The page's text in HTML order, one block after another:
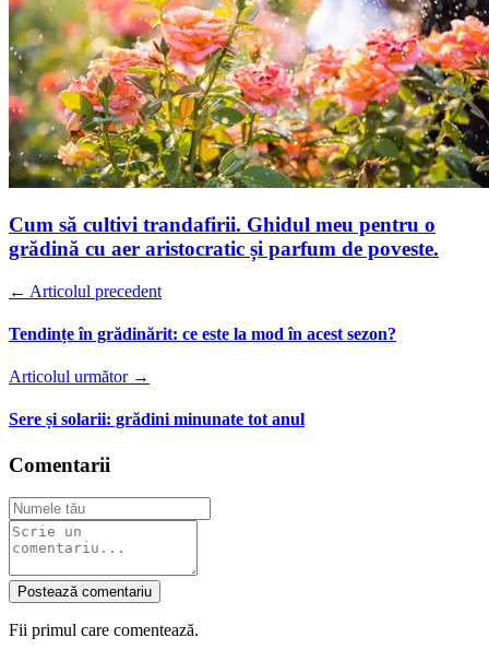
Cum să cultivi trandafirii. Ghidul meu pentru o
grădină cu aer aristocratic și parfum de poveste.
← Articolul precedent
Tendințe în grădinărit: ce este la mod în acest sezon?
Articolul următor →
Sere și solarii: grădini minunate tot anul
Comentarii
Postează comentariu
Fii primul care comentează.